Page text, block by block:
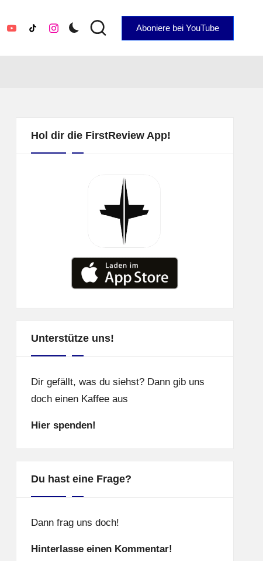
YouTubeTikTokInstagram Aboniere bei YouTube
Hol dir die FirstReview App!
Unterstütze uns!
Dir gefällt, was du siehst? Dann gib uns
doch einen Kaffee aus
Hier spenden!
Du hast eine Frage?
Dann frag uns doch!
Hinterlasse einen Kommentar!